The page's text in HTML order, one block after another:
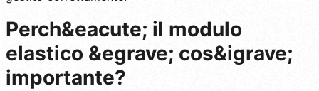
Perch&eacute; il modulo
elastico &egrave; cos&igrave;
importante?